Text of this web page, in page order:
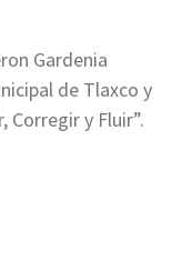
Gardenia
de Tlaxco y
Corregir y Fluir”.